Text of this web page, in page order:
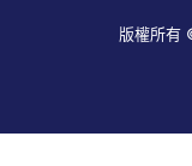
版權所有